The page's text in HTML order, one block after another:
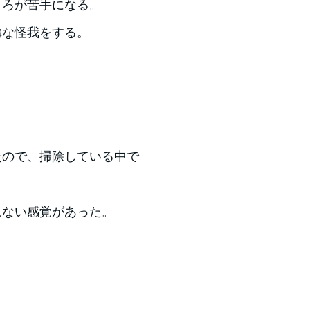
が苦手になる。
怪我をする。
で、掃除している中で
い感覚があった。